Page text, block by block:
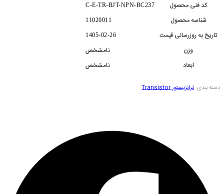
کد فنی محصول C-E-TR-BJT-NPN-BC237
شناسه محصول 11020011
تاریخ به روزرسانی قیمت 1405-02-26
وزن
نامشخص
ابعاد
نامشخص
دسته بندی: ترانزیستور Transistor